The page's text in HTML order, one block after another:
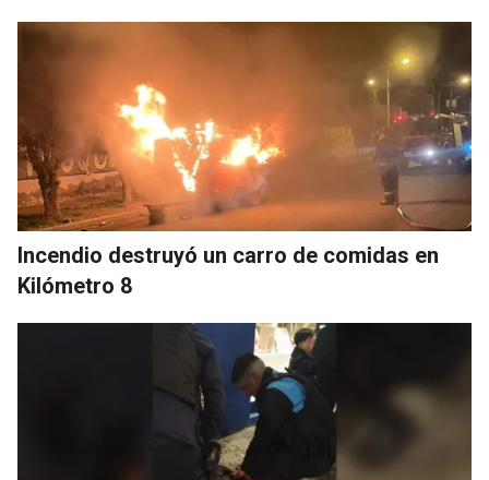
Incendio destruyó un carro de comidas en
Kilómetro 8